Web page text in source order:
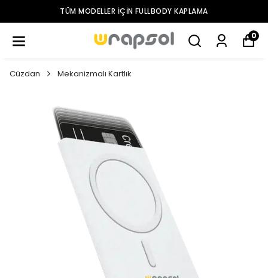
TÜM MODELLER IÇIN FULLBODY KAPLAMA
0
Cüzdan Mekanizmalı Kartlık